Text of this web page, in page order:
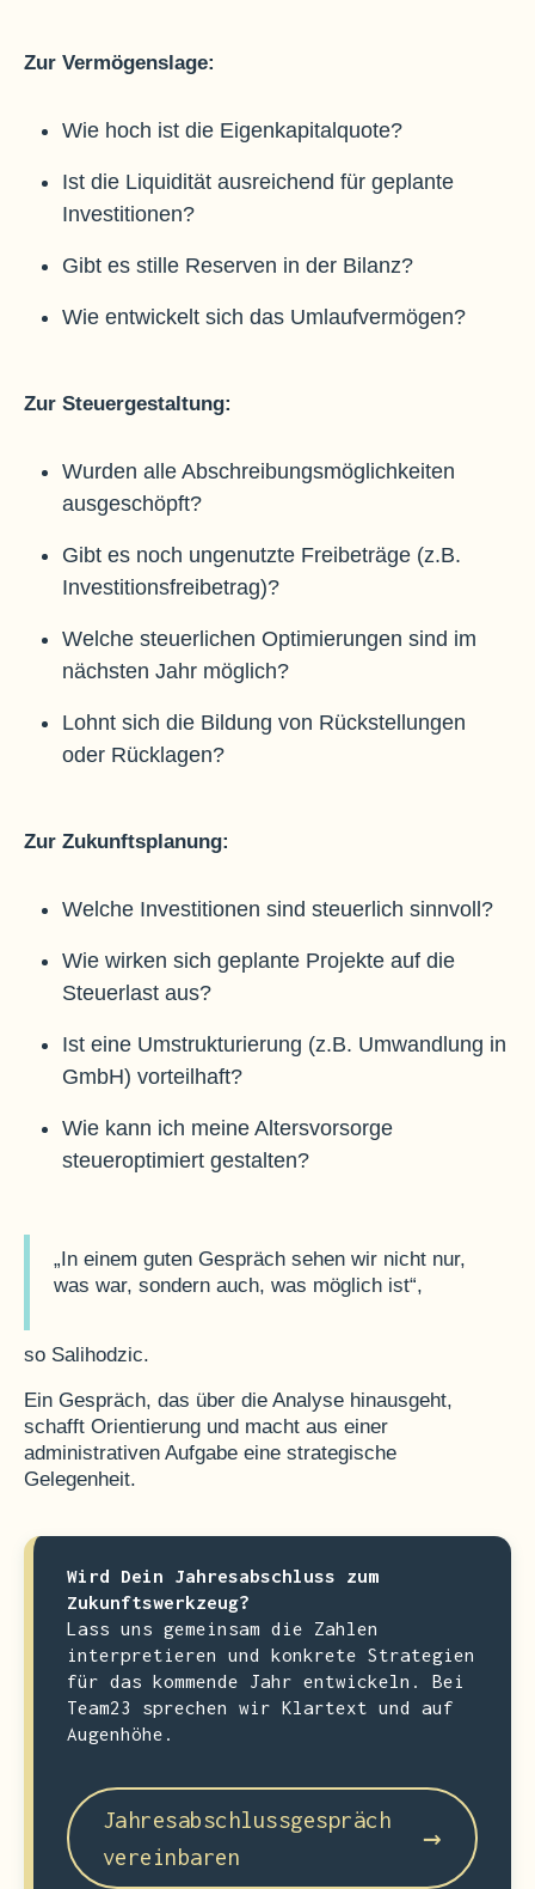
Zur Vermögenslage:
Wie hoch ist die Eigenkapitalquote?
Ist die Liquidität ausreichend für geplante
Investitionen?
Gibt es stille Reserven in der Bilanz?
Wie entwickelt sich das Umlaufvermögen?
Zur Steuergestaltung:
Wurden alle Abschreibungsmöglichkeiten
ausgeschöpft?
Gibt es noch ungenutzte Freibeträge (z.B.
Investitionsfreibetrag)?
Welche steuerlichen Optimierungen sind im
nächsten Jahr möglich?
Lohnt sich die Bildung von Rückstellungen
oder Rücklagen?
Zur Zukunftsplanung:
Welche Investitionen sind steuerlich sinnvoll?
Wie wirken sich geplante Projekte auf die
Steuerlast aus?
Ist eine Umstrukturierung (z.B. Umwandlung in
GmbH) vorteilhaft?
Wie kann ich meine Altersvorsorge
steueroptimiert gestalten?
„In einem guten Gespräch sehen wir nicht nur,
was war, sondern auch, was möglich ist“,
so Salihodzic.
Ein Gespräch, das über die Analyse hinausgeht,
schafft Orientierung und macht aus einer
administrativen Aufgabe eine strategische
Gelegenheit.
Wird Dein Jahresabschluss zum
Zukunftswerkzeug?
Lass uns gemeinsam die Zahlen
interpretieren und konkrete Strategien
für das kommende Jahr entwickeln. Bei
Team23 sprechen wir Klartext und auf
Augenhöhe.
Jahresabschlussgespräch
vereinbaren
→